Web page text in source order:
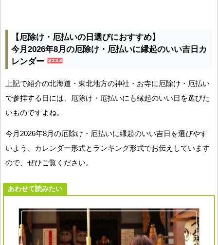
【厄除け・厄払いの日選びにおすすめ】
今月2026年8月の厄除け・厄払いに縁起のいい吉日カ
レンダー
上記で紹介の北海道・東北地方の神社・お寺に厄除け・厄払い
で参拝する日には、厄除け・厄払いにも縁起のいい日を選びた
いものですよね。
今月2026年8月の厄除け・厄払いに縁起のいい吉日を選びやす
いよう、カレンダー形式とランキング形式でお伝えしています
ので、ぜひご覧ください。
あわせて読みたい